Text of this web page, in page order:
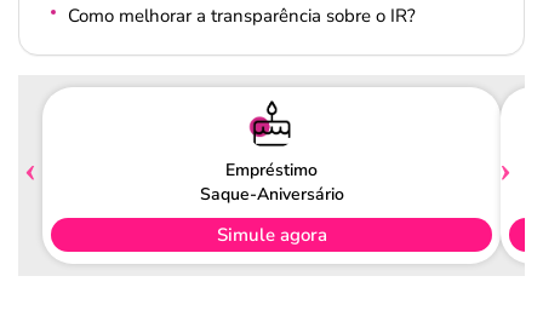
Como melhorar a transparência sobre o IR?
Empréstimo
Saque-Aniversário
Simule agora